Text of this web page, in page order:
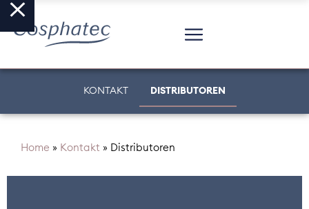
KONTAKT DISTRIBUTOREN
Home » Kontakt » Distributoren